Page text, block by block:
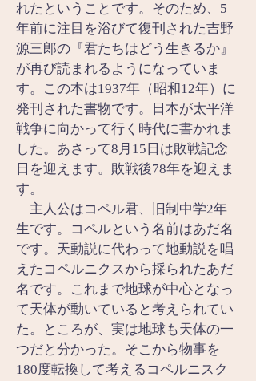
れたということです。そのため、5
年前に注目を浴びて復刊された吉野
源三郎の『君たちはどう生きるか』
が再び読まれるようになっていま
す。この本は1937年（昭和12年）に
発刊された書物です。日本が太平洋
戦争に向かって行く時代に書かれま
した。あさって8月15日は敗戦記念
日を迎えます。敗戦後78年を迎えま
す。
主人公はコペル君、旧制中学2年
生です。コペルという名前はあだ名
です。天動説に代わって地動説を唱
えたコペルニクスから採られたあだ
名です。これまで地球が中心となっ
て天体が動いていると考えられてい
た。ところが、実は地球も天体の一
つだと分かった。そこから物事を
180度転換して考えるコペルニスク